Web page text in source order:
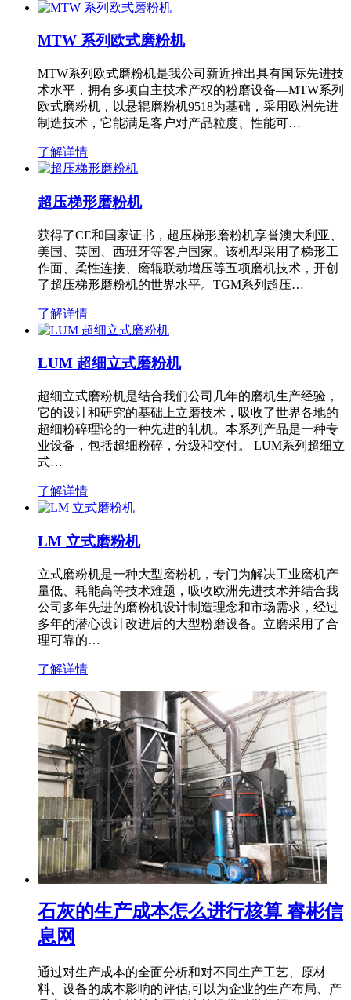
MTW 系列欧式磨粉机
MTW系列欧式磨粉机是我公司新近推出具有国际先进技
术水平，拥有多项自主技术产权的粉磨设备—MTW系列
欧式磨粉机，以悬辊磨粉机9518为基础，采用欧洲先进
制造技术，它能满足客户对产品粒度、性能可…
了解详情
超压梯形磨粉机
获得了CE和国家证书，超压梯形磨粉机享誉澳大利亚、
美国、英国、西班牙等客户国家。该机型采用了梯形工
作面、柔性连接、磨辊联动增压等五项磨机技术，开创
了超压梯形磨粉机的世界水平。TGM系列超压…
了解详情
LUM 超细立式磨粉机
超细立式磨粉机是结合我们公司几年的磨机生产经验，
它的设计和研究的基础上立磨技术，吸收了世界各地的
超细粉碎理论的一种先进的轧机。本系列产品是一种专
业设备，包括超细粉碎，分级和交付。 LUM系列超细立
式…
了解详情
LM 立式磨粉机
立式磨粉机是一种大型磨粉机，专门为解决工业磨机产
量低、耗能高等技术难题，吸收欧洲先进技术并结合我
公司多年先进的磨粉机设计制造理念和市场需求，经过
多年的潜心设计改进后的大型粉磨设备。立磨采用了合
理可靠的…
了解详情
石灰的生产成本怎么进行核算 睿彬信
息网
通过对生产成本的全面分析和对不同生产工艺、原材
料、设备的成本影响的评估,可以为企业的生产布局、产